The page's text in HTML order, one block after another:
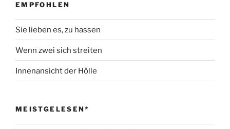
EMPFOHLEN
Sie lieben es, zu hassen
Wenn zwei sich streiten
Innenansicht der Hölle
MEISTGELESEN*